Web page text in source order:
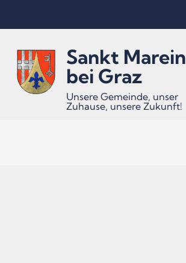
Inhalt
Accesskey
Hauptmenü
Accesskey
Quicklinks
Accesskey
Sankt Marein
bei Graz
Unsere Gemeinde, unser
Zuhause, unsere Zukunft!